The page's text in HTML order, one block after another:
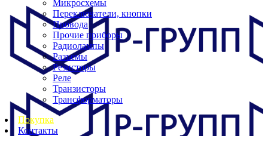
Микросхемы
Переключатели, кнопки
Провода
Прочие приборы
Радиолампы
Разъемы
Резисторы
Реле
Транзисторы
Трансформаторы
Покупка
Контакты